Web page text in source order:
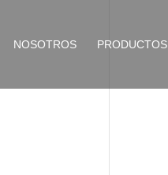
NOSOTROS PRODUCTOS